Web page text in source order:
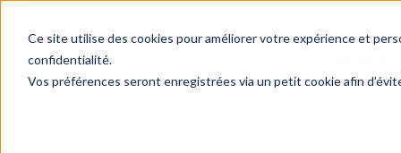
Ce site utilise des cookies pour améliorer votre expérience et
confidentialité.
Vos préférences seront enregistrées via un petit cookie afin